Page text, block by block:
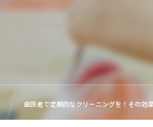
歯医者で定期的なクリーニングを！その効